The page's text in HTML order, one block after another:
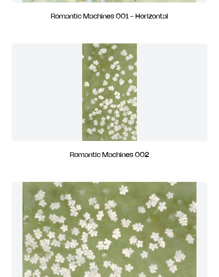
Romantic Machines 001 - Horizontal
Romantic Machines 002